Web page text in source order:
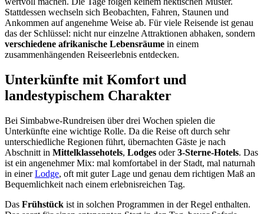
Stattdessen wechseln sich Beobachten, Fahren, Staunen und
Ankommen auf angenehme Weise ab. Für viele Reisende ist genau
das der Schlüssel: nicht nur einzelne Attraktionen abhaken, sondern
verschiedene afrikanische Lebensräume in einem
zusammenhängenden Reiseerlebnis entdecken.
Unterkünfte mit Komfort und
landestypischem Charakter
Bei Simbabwe-Rundreisen über drei Wochen spielen die
Unterkünfte eine wichtige Rolle. Da die Reise oft durch sehr
unterschiedliche Regionen führt, übernachten Gäste je nach
Abschnitt in Mittelklassehotels, Lodges oder3-Sterne-Hotels. Das
ist ein angenehmer Mix: mal komfortabel in der Stadt, mal naturnah
in einerLodge, oft mit guter Lage und genau dem richtigen Maß an
Bequemlichkeit nach einem erlebnisreichen Tag.
Das Frühstück ist in solchen Programmen in der Regel enthalten.